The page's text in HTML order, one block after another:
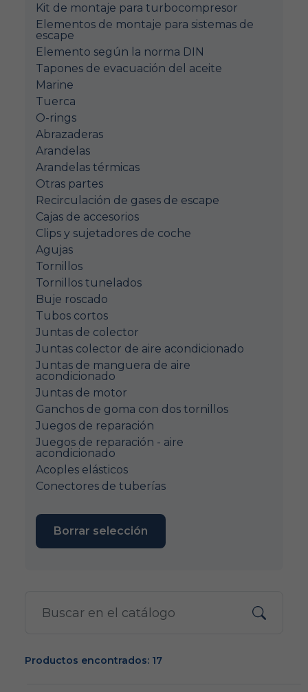
Kit de montaje para turbocompresor
Elementos de montaje para sistemas de
escape
Elemento según la norma DIN
Tapones de evacuación del aceite
Marine
Tuerca
O-rings
Abrazaderas
Arandelas
Arandelas térmicas
Otras partes
Recirculación de gases de escape
Cajas de accesorios
Clips y sujetadores de coche
Agujas
Tornillos
Tornillos tunelados
Buje roscado
Tubos cortos
Juntas de colector
Juntas colector de aire acondicionado
Juntas de manguera de aire
acondicionado
Juntas de motor
Ganchos de goma con dos tornillos
Juegos de reparación
Juegos de reparación - aire
acondicionado
Acoples elásticos
Conectores de tuberías
Borrar selección
Productos encontrados: 17